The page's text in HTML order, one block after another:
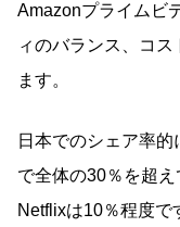
Amazonプライムビ
ィのバランス、コ
ます。
日本でのシェア率
で全体の30％を超え
Netflixは10％程度で